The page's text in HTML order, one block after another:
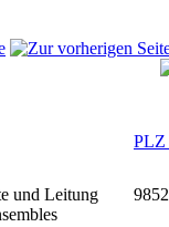
PLZ
und Leitung